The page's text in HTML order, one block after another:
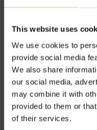
This website uses
We use cookies to
provide social media
We also share
our social media,
may combine it with
provided to them or
of their services.